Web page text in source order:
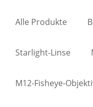
Alle Produkte
Starlight-Linse
M12-Fisheye-